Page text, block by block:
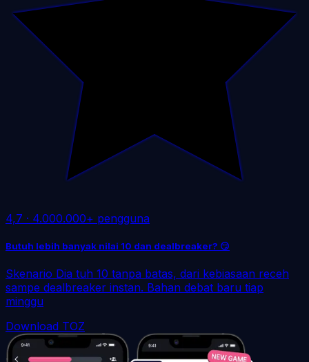
4,7 · 4.000.000+ pengguna
Butuh lebih banyak nilai 10 dan dealbreaker? 😏
Skenario Dia tuh 10 tanpa batas, dari kebiasaan receh
sampe dealbreaker instan. Bahan debat baru tiap
minggu
Download TOZ